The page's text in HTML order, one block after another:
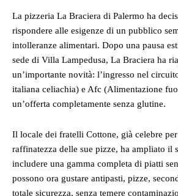
La pizzeria La Braciera di Palermo ha
rispondere alle esigenze di un pubblico
intolleranze alimentari. Dopo una pausa
sede di Villa Lampedusa, La Braciera ha
un’importante novità: l’ingresso nel
italiana celiachia) e Afc (Alimentazione
un’offerta completamente senza glutine.
Il locale dei fratelli Cottone, già celebre
raffinatezza delle sue pizze, ha ampliato il
includere una gamma completa di piatti
possono ora gustare antipasti, pizze,
totale sicurezza, senza temere